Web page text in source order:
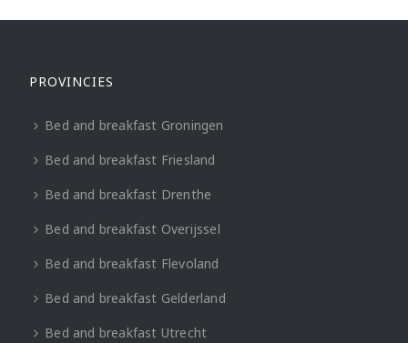
PROVINCIES
Bed and breakfast Groningen
Bed and breakfast Friesland
Bed and breakfast Drenthe
Bed and breakfast Overijssel
Bed and breakfast Flevoland
Bed and breakfast Gelderland
Bed and breakfast Utrecht